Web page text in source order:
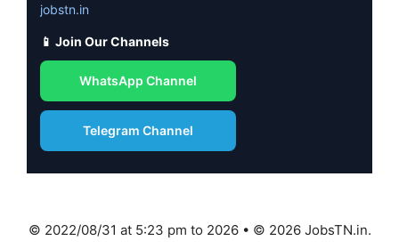
jobstn.in
📱 Join Our Channels
WhatsApp Channel
Telegram Channel
© 2022/08/31 at 5:23 pm to 2026 • © 2026 JobsTN.in.